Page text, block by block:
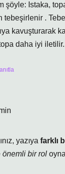
şöyle: Istaka,
.
kavuşturarak
daha iyi iletilir.
yazıya farklı
önemli bir rol